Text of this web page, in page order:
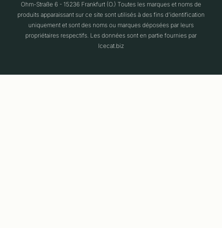
Ohm-Straße 6 - 15236 Frankfurt (O.) Toutes les marques et noms de
produits apparaissant sur ce site sont utilisés à des fins d'identification
uniquement et sont des noms ou marques déposées par leurs
propriétaires respectifs. Les données sont en partie fournies par
Icecat.biz